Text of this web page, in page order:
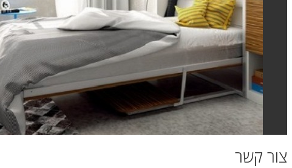
צור קשר